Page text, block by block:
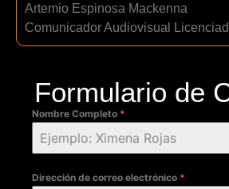
Artemio Espinosa Mackenna
Comunicador Audiovisual
Formulario de
Nombre Completo *
Dirección de correo electrónico *